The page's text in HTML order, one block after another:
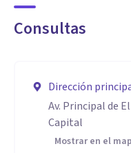
Consultas
Dirección
Av. Principal de
Capital
Mostrar en el